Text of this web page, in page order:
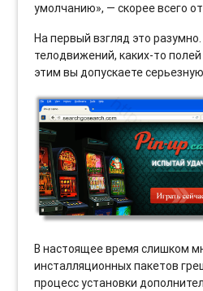
умолчанию», — скорее всего
На первый взгляд это
телодвижений, каких-то
этим вы допускаете
В настоящее время слишком
инсталляционных пакетов
процесс установки